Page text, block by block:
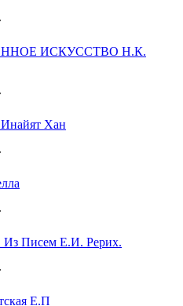
ИСКУССТВО Н.К.
Хан
Писем Е.И. Рерих.
Е.П